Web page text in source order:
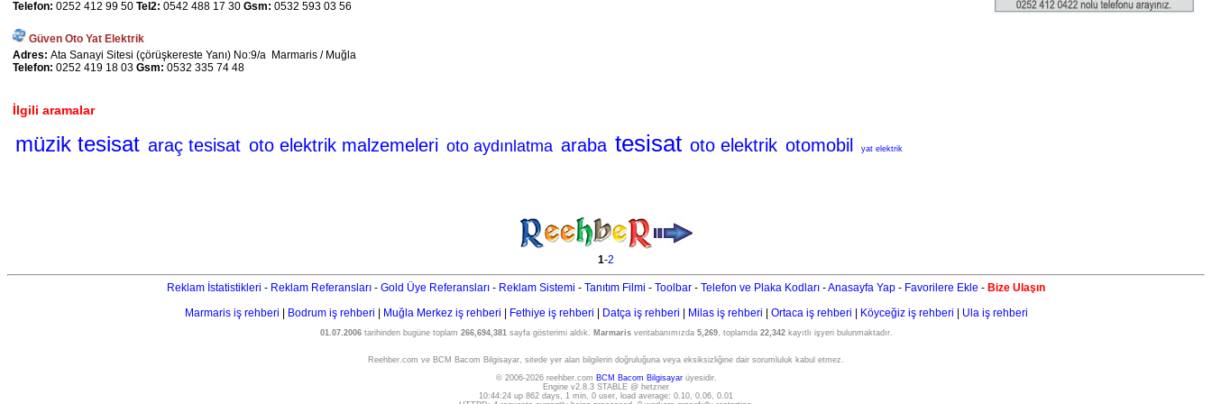
Telefon: 0252 412 99 50 Tel2: 0542 488 17 30 Gsm: 0532 593 03 56
Güven Oto Yat Elektrik
Adres: Ata Sanayi Sitesi (çörüşkereste Yanı) No:9/a Marmaris / Muğla
Telefon: 0252 419 18 03 Gsm: 0532 335 74 48
İlgili aramalar
müzik tesisat araç tesisat oto elektrik malzemeleri oto aydınlatma araba tesisat oto elektrik otomobil yat elektrik
1-2
Reklam İstatistikleri - Reklam Referansları - Gold Üye Referansları - Reklam Sistemi - Tanıtım Filmi - Toolbar - Telefon ve Plaka Kodları -Anasayfa Yap - Favorilere Ekle - Bize Ulaşın
Marmaris iş rehberi
Bodrum iş rehberi Muğla Merkez iş rehberi Fethiye iş rehberi Datça iş rehberi Milas iş rehberi Ortaca iş rehberi Köyceğiz iş rehberi Ula iş rehberi
01.07.2006tarihinden bugüne toplam 266,694,381sayfa gösterimi aldık. Marmarisveritabanımızda 5,269, toplamda 22,342kayıtlı işyeri bulunmaktadır.
Reehber.com ve BCM Bacom Bilgisayar, sitede yer alan bilgilerin doğruluğuna veya eksiksizliğine dair sorumluluk kabul etmez.
© 2006-2026 reehber.com BCM Bacom Bilgisayarüyesidir.
Engine v2.8.3 STABLE @ hetzner
10:44:24 up 862 days, 1 min, 0 user, load average: 0.10, 0.06, 0.01